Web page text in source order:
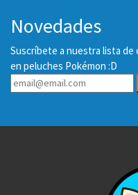
Novedades
Suscríbete a nuestra lista
en peluches Pokémon :D